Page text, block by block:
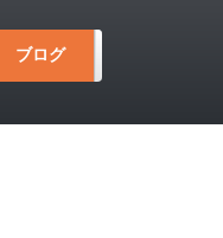
ブログ